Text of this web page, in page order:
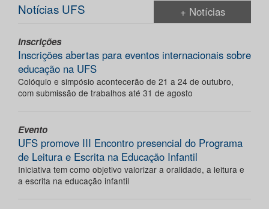
Notícias UFS + Notícias
Inscrições
Inscrições abertas para eventos internacionais sobre
educação na UFS
Colóquio e simpósio acontecerão de 21 a 24 de outubro,
com submissão de trabalhos até 31 de agosto
Evento
UFS promove III Encontro presencial do Programa
de Leitura e Escrita na Educação Infantil
Iniciativa tem como objetivo valorizar a oralidade, a leitura e
a escrita na educação infantil